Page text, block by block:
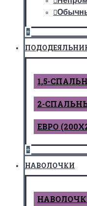
+
1,5-
2-
ЕВРО
+
НАВОЛОЧКИ